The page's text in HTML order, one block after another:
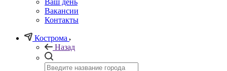
Ваш день
Вакансии
Контакты
Кострома
Назад